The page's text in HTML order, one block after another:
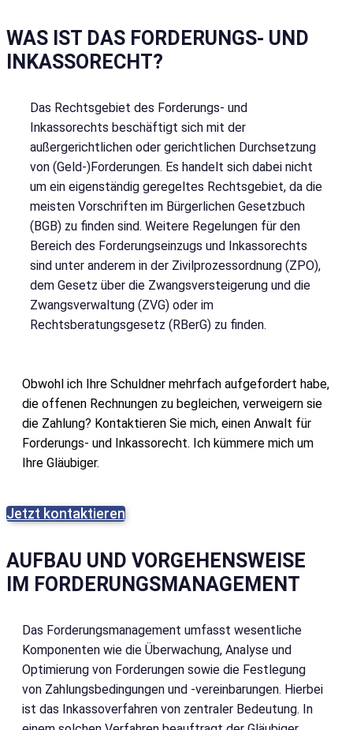
WAS IST DAS FORDERUNGS- UND
INKASSORECHT?
Das Rechtsgebiet des Forderungs- und
Inkassorechts beschäftigt sich mit der
außergerichtlichen oder gerichtlichen Durchsetzung
von (Geld-)Forderungen. Es handelt sich dabei nicht
um ein eigenständig geregeltes Rechtsgebiet, da die
meisten Vorschriften im Bürgerlichen Gesetzbuch
(BGB) zu finden sind. Weitere Regelungen für den
Bereich des Forderungseinzugs und Inkassorechts
sind unter anderem in der Zivilprozessordnung (ZPO),
dem Gesetz über die Zwangsversteigerung und die
Zwangsverwaltung (ZVG) oder im
Rechtsberatungsgesetz (RBerG) zu finden.
Obwohl ich Ihre Schuldner mehrfach aufgefordert habe,
die offenen Rechnungen zu begleichen, verweigern sie
die Zahlung? Kontaktieren Sie mich, einen Anwalt für
Forderungs- und Inkassorecht. Ich kümmere mich um
Ihre Gläubiger.
Jetzt kontaktieren
AUFBAU UND VORGEHENSWEISE
IM FORDERUNGSMANAGEMENT
Das Forderungsmanagement umfasst wesentliche
Komponenten wie die Überwachung, Analyse und
Optimierung von Forderungen sowie die Festlegung
von Zahlungsbedingungen und -vereinbarungen. Hierbei
ist das Inkassoverfahren von zentraler Bedeutung. In